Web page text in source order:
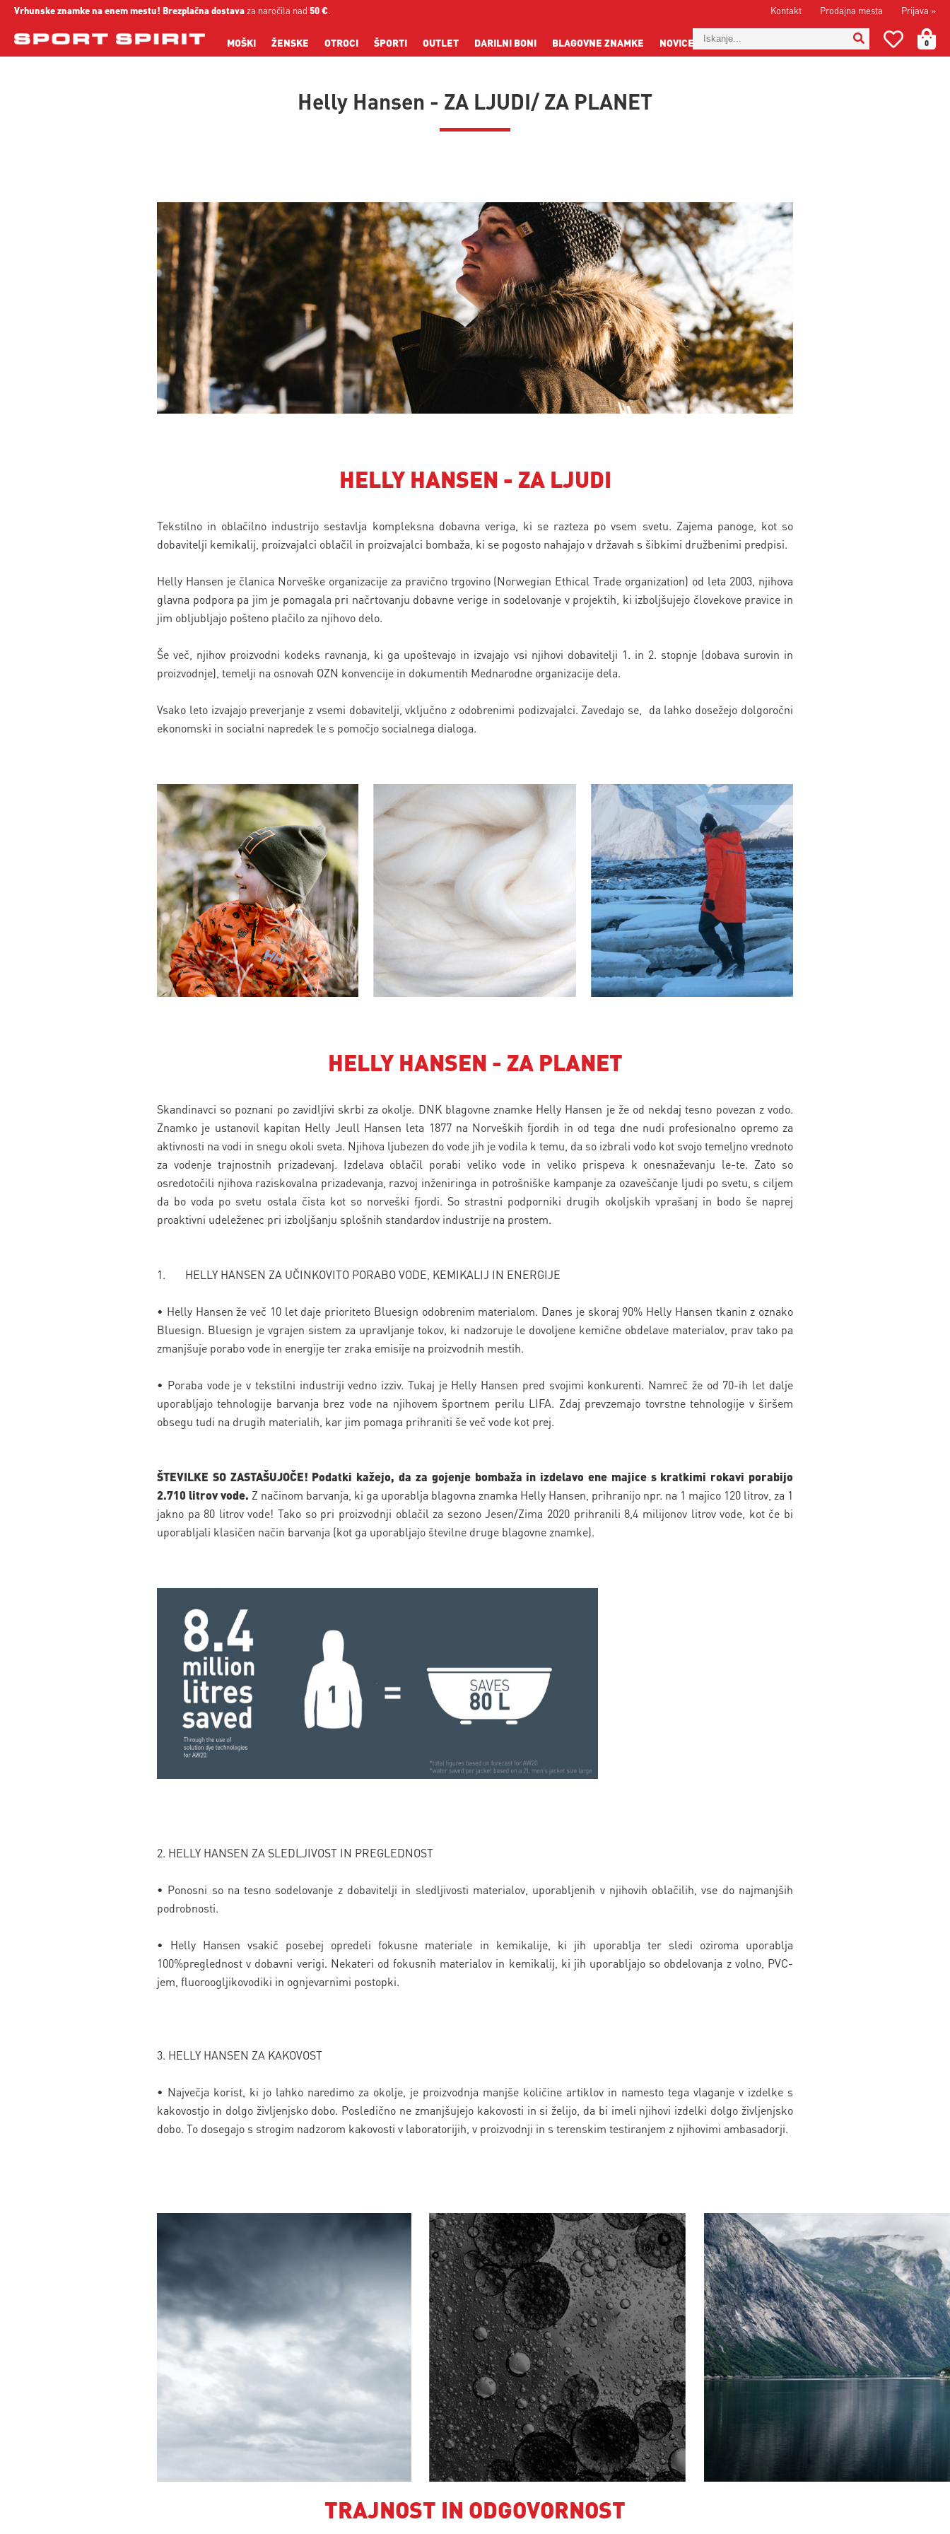
Prijava »
Kontakt Prodajna mesta
Vrhunske znamke na enem mestu! Brezplačna dostavaza naročila nad 50 €.
0
MOŠKI ŽENSKE OTROCI ŠPORTI OUTLET DARILNI BONI BLAGOVNE ZNAMKE NOVICE
Helly Hansen - ZA LJUDI/ ZA PLANET
HELLY HANSEN - ZA LJUDI
Tekstilno in oblačilno industrijo sestavlja kompleksna dobavna veriga, ki se razteza po vsem svetu. Zajema panoge, kot so
dobavitelji kemikalij, proizvajalci oblačil in proizvajalci bombaža, ki se pogosto nahajajo v državah s šibkimi družbenimi predpisi.
Helly Hansen je članica Norveške organizacije za pravično trgovino (Norwegian Ethical Trade organization) od leta 2003, njihova
glavna podpora pa jim je pomagala pri načrtovanju dobavne verige in sodelovanje v projektih, ki izboljšujejo človekove pravice in
jim obljubljajo pošteno plačilo za njihovo delo.
Še več, njihov proizvodni kodeks ravnanja, ki ga upoštevajo in izvajajo vsi njihovi dobavitelji 1. in 2. stopnje (dobava surovin in
proizvodnje), temelji na osnovah OZN konvencije in dokumentih Mednarodne organizacije dela.
Vsako leto izvajajo preverjanje z vsemi dobavitelji, vključno z odobrenimi podizvajalci. Zavedajo se, da lahko dosežejo dolgoročni
ekonomski in socialni napredek le s pomočjo socialnega dialoga.
HELLY HANSEN - ZA PLANET
Skandinavci so poznani po zavidljivi skrbi za okolje. DNK blagovne znamke Helly Hansen je že od nekdaj tesno povezan z vodo.
Znamko je ustanovil kapitan Helly Jeull Hansen leta 1877 na Norveških fjordih in od tega dne nudi profesionalno opremo za
aktivnosti na vodi in snegu okoli sveta. Njihova ljubezen do vode jih je vodila k temu, da so izbrali vodo kot svojo temeljno vrednoto
za vodenje trajnostnih prizadevanj. Izdelava oblačil porabi veliko vode in veliko prispeva k onesnaževanju le-te. Zato so
osredotočili njihova raziskovalna prizadevanja, razvoj inženiringa in potrošniške kampanje za ozaveščanje ljudi po svetu, s ciljem
da bo voda po svetu ostala čista kot so norveški fjordi. So strastni podporniki drugih okoljskih vprašanj in bodo še naprej
proaktivni udeleženec pri izboljšanju splošnih standardov industrije na prostem.
1. HELLY HANSEN ZA UČINKOVITO PORABO VODE, KEMIKALIJ IN ENERGIJE
• Helly Hansen že več 10 let daje prioriteto Bluesign odobrenim materialom. Danes je skoraj 90% Helly Hansen tkanin z oznako
Bluesign. Bluesign je vgrajen sistem za upravljanje tokov, ki nadzoruje le dovoljene kemične obdelave materialov, prav tako pa
zmanjšuje porabo vode in energije ter zraka emisije na proizvodnih mestih.
• Poraba vode je v tekstilni industriji vedno izziv. Tukaj je Helly Hansen pred svojimi konkurenti. Namreč že od 70-ih let dalje
uporabljajo tehnologije barvanja brez vode na njihovem športnem perilu LIFA. Zdaj prevzemajo tovrstne tehnologije v širšem
obsegu tudi na drugih materialih, kar jim pomaga prihraniti še več vode kot prej.
ŠTEVILKE SO ZASTAŠUJOČE! Podatki kažejo, da za gojenje bombaža in izdelavo ene majice s kratkimi rokavi porabijo
2.710 litrov vode. Z načinom barvanja, ki ga uporablja blagovna znamka Helly Hansen, prihranijo npr. na 1 majico 120 litrov, za 1
jakno pa 80 litrov vode! Tako so pri proizvodnji oblačil za sezono Jesen/Zima 2020 prihranili 8,4 milijonov litrov vode, kot če bi
uporabljali klasičen način barvanja (kot ga uporabljajo številne druge blagovne znamke).
2. HELLY HANSEN ZA SLEDLJIVOST IN PREGLEDNOST
• Ponosni so na tesno sodelovanje z dobavitelji in sledljivosti materialov, uporabljenih v njihovih oblačilih, vse do najmanjših
podrobnosti.
• Helly Hansen vsakič posebej opredeli fokusne materiale in kemikalije, ki jih uporablja ter sledi oziroma uporablja
100%preglednost v dobavni verigi. Nekateri od fokusnih materialov in kemikalij, ki jih uporabljajo so obdelovanja z volno, PVC-
jem, fluoroogljikovodiki in ognjevarnimi postopki.
3. HELLY HANSEN ZA KAKOVOST
• Največja korist, ki jo lahko naredimo za okolje, je proizvodnja manjše količine artiklov in namesto tega vlaganje v izdelke s
kakovostjo in dolgo življenjsko dobo. Posledično ne zmanjšujejo kakovosti in si želijo, da bi imeli njihovi izdelki dolgo življenjsko
dobo. To dosegajo s strogim nadzorom kakovosti v laboratorijih, v proizvodnji in s terenskim testiranjem z njihovimi ambasadorji.
TRAJNOST IN ODGOVORNOST